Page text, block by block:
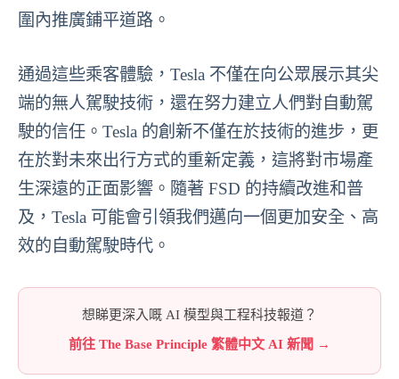
圍內推廣鋪平道路。
通過這些乘客體驗，Tesla 不僅在向公眾展示其尖
端的無人駕駛技術，還在努力建立人們對自動駕
駛的信任。Tesla 的創新不僅在於技術的進步，更
在於對未來出行方式的重新定義，這將對市場產
生深遠的正面影響。隨著 FSD 的持續改進和普
及，Tesla 可能會引領我們邁向一個更加安全、高
效的自動駕駛時代。
想睇更深入嘅 AI 模型與工程科技報道？
前往 The Base Principle 繁體中文 AI 新聞 →